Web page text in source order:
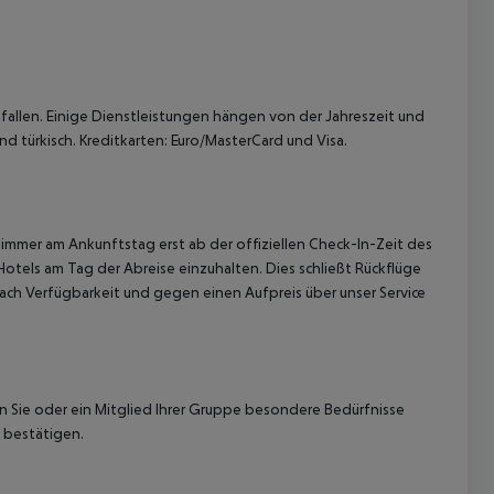
Einige Dienstleistungen hängen von der Jahreszeit und
türkisch. Kreditkarten: Euro/MasterCard und Visa.
am Ankunftstag erst ab der offiziellen Check-In-Zeit des
am Tag der Abreise einzuhalten. Dies schließt Rückflüge
Verfügbarkeit und gegen einen Aufpreis über unser Service
oder ein Mitglied Ihrer Gruppe besondere Bedürfnisse
bestätigen.